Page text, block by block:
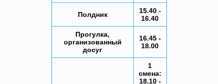
Полдник
15.40 -
16.40
Прогулка,
организованный
досуг
16.45 -
18.00
1
смена:
18.10 -